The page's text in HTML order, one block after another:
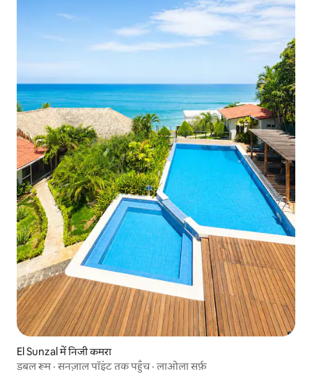
El Sunzal में निजी कमरा
डबल रूम · सनज़ाल पॉइंट तक पहुँच · लाओला सर्फ़